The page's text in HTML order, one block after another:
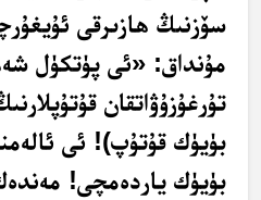
سۆزنىڭ ھازىرقى
مۇنداق: «ئى پۈتكۈل
تۇرغۇزۇۋاتقان
بۈيۈك قۇتۇپ)! ئى
بۈيۈك ياردەمچى!